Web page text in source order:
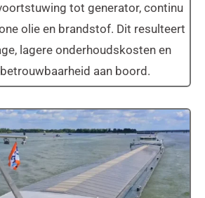
tot generator, continu
olie en brandstof. Dit resulteert
lagere onderhoudskosten en
aan boord.